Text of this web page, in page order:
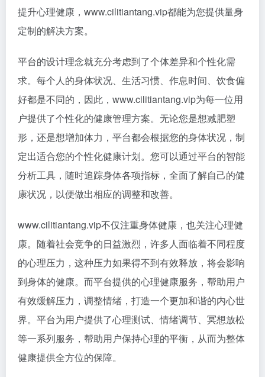
提升心理健康，www.cilitiantang.vip都能为您提供量身
定制的解决方案。
平台的设计理念就充分考虑到了个体差异和个性化需
求。每个人的身体状况、生活习惯、作息时间、饮食偏
好都是不同的，因此，www.cilitiantang.vip为每一位用
户提供了个性化的健康管理方案。无论您是想减肥塑
形，还是想增加体力，平台都会根据您的身体状况，制
定出适合您的个性化健康计划。您可以通过平台的智能
分析工具，随时追踪身体各项指标，全面了解自己的健
康状况，以便做出相应的调整和改善。
www.cilitiantang.vip不仅注重身体健康，也关注心理健
康。随着社会竞争的日益激烈，许多人面临着不同程度
的心理压力，这种压力如果得不到有效释放，将会影响
到身体的健康。而平台提供的心理健康服务，帮助用户
有效缓解压力，调整情绪，打造一个更加和谐的内心世
界。平台为用户提供了心理测试、情绪调节、冥想放松
等一系列服务，帮助用户保持心理的平衡，从而为整体
健康提供全方位的保障。